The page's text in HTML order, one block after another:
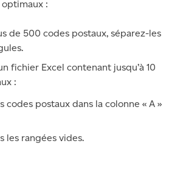
:
de 500 codes postaux, séparez-les
fichier Excel contenant jusqu’à 10
:
codes postaux dans la colonne « A »
les rangées vides.